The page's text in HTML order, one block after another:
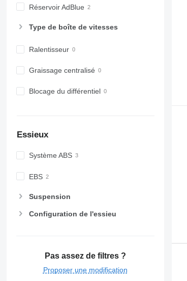
Réservoir AdBlue
Type de boîte de vitesses
Ralentisseur
Graissage centralisé
Blocage du différentiel
Essieux
Système ABS
EBS
Suspension
Configuration de l'essieu
Pas assez de filtres ?
Proposer une modification